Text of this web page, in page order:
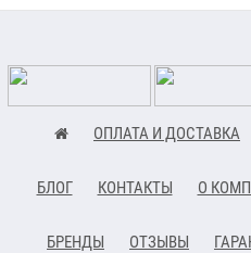
ОПЛАТА И ДОСТАВКА
БЛОГ КОНТАКТЫ О
БРЕНДЫ ОТЗЫВЫ